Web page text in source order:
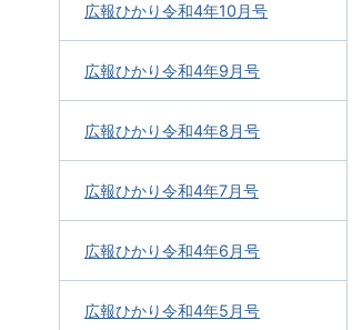
広報ひかり令和4年10月号
広報ひかり令和4年9月号
広報ひかり令和4年8月号
広報ひかり令和4年7月号
広報ひかり令和4年6月号
広報ひかり令和4年5月号